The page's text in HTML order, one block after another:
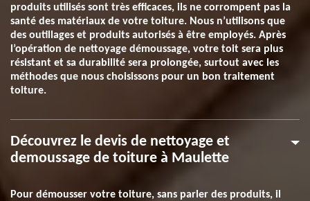
produits utilisés sont très efficaces, ils ne corrompent pas la
santé des matériaux de votre toiture. Nous n’utilisons que
des outillages et produits autorisés à être employés. Après
l’opération de nettoyage démoussage, votre toit sera plus
résistant et sa durabilité sera prolongée, surtout avec les
méthodes que nous choisissons pour un bon traitement
toiture.
Découvrez le devis de nettoyage et
demoussage de toiture à Maulette
Pour démousser votre toiture, sans parler des produits, il